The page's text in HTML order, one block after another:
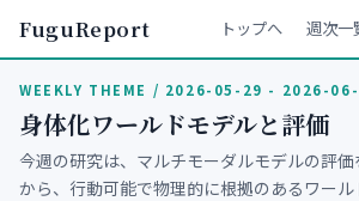
FuguReport トップへ 週次一
WEEKLY THEME / 2026-05-29 - 2026-
身体化ワールドモデルと評価
今週の研究は、マルチモーダルモデルの評
から、行動可能で物理的に根拠のあるワー